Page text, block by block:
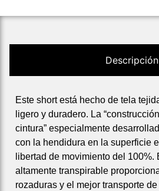
Descripción
Este short está hecho de tela
ligero y duradero. La
cintura” especialmente
con la hendidura en la superficie
libertad de movimiento del 100%.
altamente transpirable
rozaduras y el mejor transporte